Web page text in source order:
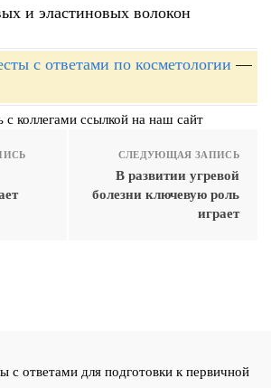
и эластиновых волокон
с ответами по косметологии —
с коллегами ссылкой на наш сайт
СЛЕДУЮЩАЯ ЗАПИСЬ
В развитии угревой
болезни ключевую роль
играет
с ответами для подготовки к первичной